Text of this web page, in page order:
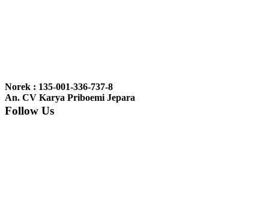
nyesel deh beli geby...
Norek : 135-001-336-737-8
An. CV Karya Priboemi Jepara
Follow Us